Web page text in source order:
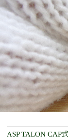
ASP TALON CAP